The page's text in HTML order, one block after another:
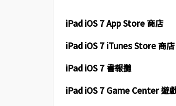
iPad iOS 7 App Store 商店
iPad iOS 7 iTunes Store 商店
iPad iOS 7 書報攤
iPad iOS 7 Game Center 遊